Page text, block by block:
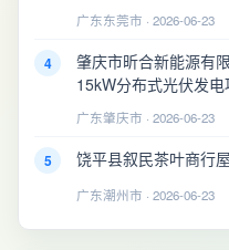
广东东莞市 · 2026-06-23
4
肇庆市昕合新能源有
15kW分布式光伏发电
广东肇庆市 · 2026-06-23
5 饶平县叙民茶叶商行
广东潮州市 · 2026-06-23